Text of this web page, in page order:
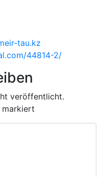
tau.kz
44814-2/
veröffentlicht.
markiert